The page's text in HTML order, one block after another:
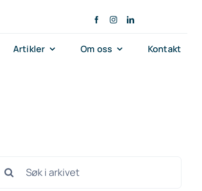
Artikler Om oss Kontakt